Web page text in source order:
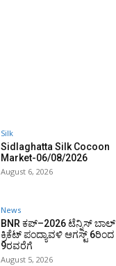
Silk
Sidlaghatta Silk Cocoon
Market-06/08/2026
August 6, 2026
News
BNR ಕಪ್–2026 ಟೆನ್ನಿಸ್ ಬಾಲ್
ಕ್ರಿಕೆಟ್ ಪಂದ್ಯಾವಳಿ ಆಗಸ್ಟ್ 6ರಿಂದ
9ರವರೆಗೆ
August 5, 2026